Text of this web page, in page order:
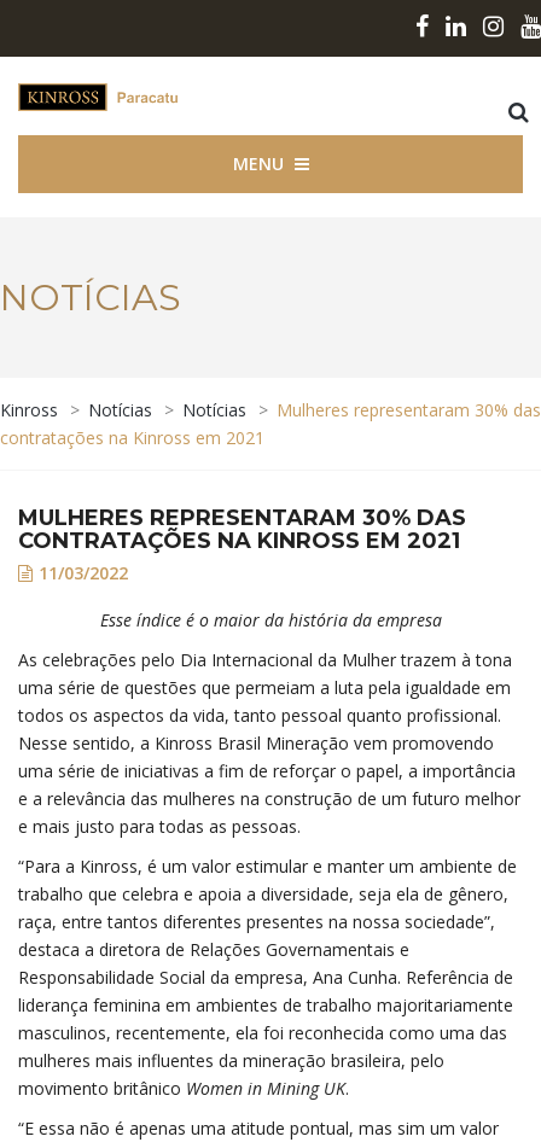
MENU
NOTÍCIAS
Kinross > Notícias > Notícias > Mulheres representaram 30% das
contratações na Kinross em 2021
MULHERES REPRESENTARAM 30% DAS
CONTRATAÇÕES NA KINROSS EM 2021
11/03/2022
Esse índice é o maior da história da empresa
As celebrações pelo Dia Internacional da Mulher trazem à tona
uma série de questões que permeiam a luta pela igualdade em
todos os aspectos da vida, tanto pessoal quanto profissional.
Nesse sentido, a Kinross Brasil Mineração vem promovendo
uma série de iniciativas a fim de reforçar o papel, a importância
e a relevância das mulheres na construção de um futuro melhor
e mais justo para todas as pessoas.
“Para a Kinross, é um valor estimular e manter um ambiente de
trabalho que celebra e apoia a diversidade, seja ela de gênero,
raça, entre tantos diferentes presentes na nossa sociedade”,
destaca a diretora de Relações Governamentais e
Responsabilidade Social da empresa, Ana Cunha. Referência de
liderança feminina em ambientes de trabalho majoritariamente
masculinos, recentemente, ela foi reconhecida como uma das
mulheres mais influentes da mineração brasileira, pelo
movimento britânico Women in Mining UK.
“E essa não é apenas uma atitude pontual, mas sim um valor